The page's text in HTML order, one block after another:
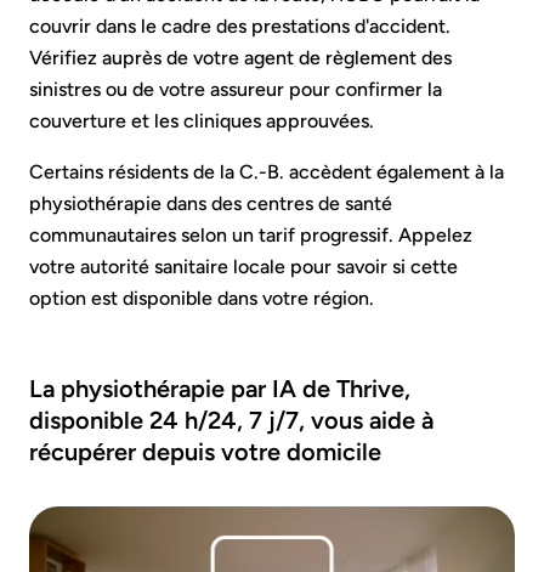
couvrir dans le cadre des prestations d'accident.
Vérifiez auprès de votre agent de règlement des
sinistres ou de votre assureur pour confirmer la
couverture et les cliniques approuvées.
Certains résidents de la C.-B. accèdent également à la
physiothérapie dans des centres de santé
communautaires selon un tarif progressif. Appelez
votre autorité sanitaire locale pour savoir si cette
option est disponible dans votre région.
La physiothérapie par IA de Thrive,
disponible 24 h/24, 7 j/7, vous aide à
récupérer depuis votre domicile